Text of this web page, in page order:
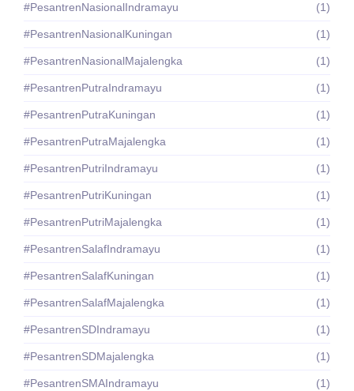
#PesantrenNasionalIndramayu (1)
#PesantrenNasionalKuningan (1)
#PesantrenNasionalMajalengka (1)
#PesantrenPutraIndramayu (1)
#PesantrenPutraKuningan (1)
#PesantrenPutraMajalengka (1)
#PesantrenPutriIndramayu (1)
#PesantrenPutriKuningan (1)
#PesantrenPutriMajalengka (1)
#PesantrenSalafIndramayu (1)
#PesantrenSalafKuningan (1)
#PesantrenSalafMajalengka (1)
#PesantrenSDIndramayu (1)
#PesantrenSDMajalengka (1)
#PesantrenSMAIndramayu (1)